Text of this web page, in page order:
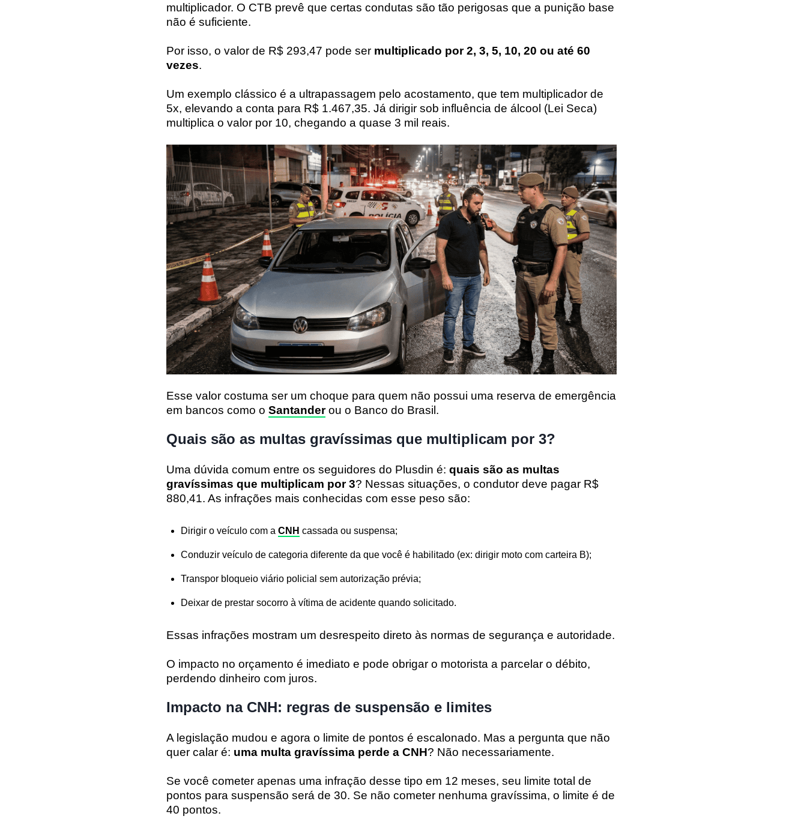
multiplicador. O CTB prevê que certas condutas são tão perigosas que a punição base
não é suficiente.
Por isso, o valor de R$ 293,47 pode ser multiplicado por 2, 3, 5, 10, 20 ou até 60
vezes.
Um exemplo clássico é a ultrapassagem pelo acostamento, que tem multiplicador de
5x, elevando a conta para R$ 1.467,35. Já dirigir sob influência de álcool (Lei Seca)
multiplica o valor por 10, chegando a quase 3 mil reais.
Esse valor costuma ser um choque para quem não possui uma reserva de emergência
em bancos como o Santanderou o Banco do Brasil.
Quais são as multas gravíssimas que multiplicam por 3?
Uma dúvida comum entre os seguidores do Plusdin é: quais são as multas
gravíssimas que multiplicam por 3? Nessas situações, o condutor deve pagar R$
880,41. As infrações mais conhecidas com esse peso são:
Dirigir o veículo com a CNH cassada ou suspensa;
Conduzir veículo de categoria diferente da que você é habilitado (ex: dirigir moto com carteira B);
Transpor bloqueio viário policial sem autorização prévia;
Deixar de prestar socorro à vítima de acidente quando solicitado.
Essas infrações mostram um desrespeito direto às normas de segurança e autoridade.
O impacto no orçamento é imediato e pode obrigar o motorista a parcelar o débito,
perdendo dinheiro com juros.
Impacto na CNH: regras de suspensão e limites
A legislação mudou e agora o limite de pontos é escalonado. Mas a pergunta que não
quer calar é: uma multa gravíssima perde a CNH? Não necessariamente.
Se você cometer apenas uma infração desse tipo em 12 meses, seu limite total de
pontos para suspensão será de 30. Se não cometer nenhuma gravíssima, o limite é de
40 pontos.